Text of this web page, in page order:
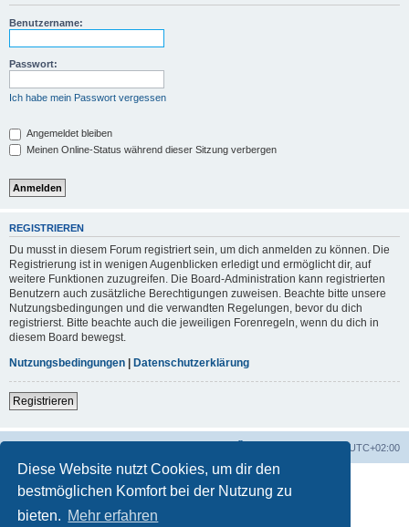
Diese Website nutzt Cookies, um dir den
bestmöglichen Komfort bei der Nutzung zu
bieten. Mehr erfahren
Benutzername:
Passwort:
Ich habe mein Passwort vergessen
Angemeldet bleiben
Meinen Online-Status während dieser Sitzung verbergen
REGISTRIEREN
Du musst in diesem Forum registriert sein, um dich anmelden zu können. Die
Registrierung ist in wenigen Augenblicken erledigt und ermöglicht dir, auf
weitere Funktionen zuzugreifen. Die Board-Administration kann registrierten
Benutzern auch zusätzliche Berechtigungen zuweisen. Beachte bitte unsere
Nutzungsbedingungen und die verwandten Regelungen, bevor du dich
registrierst. Bitte beachte auch die jeweiligen Forenregeln, wenn du dich in
diesem Board bewegst.
Nutzungsbedingungen | Datenschutzerklärung
Registrieren
UTC+02:00